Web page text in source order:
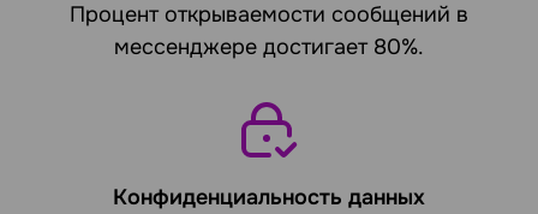
Процент открываемости сообщений в
мессенджере достигает 80%.
Конфиденциальность данных